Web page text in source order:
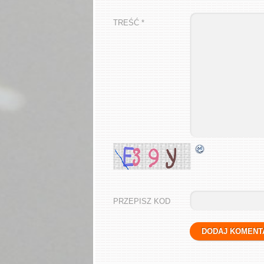
TREŚĆ *
PRZEPISZ KOD